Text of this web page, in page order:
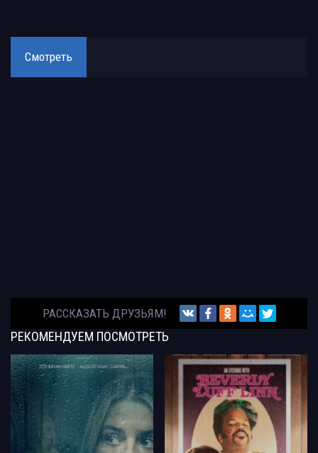
Смотреть
РАССКАЗАТЬ ДРУЗЬЯМ!
РЕКОМЕНДУЕМ ПОСМОТРЕТЬ